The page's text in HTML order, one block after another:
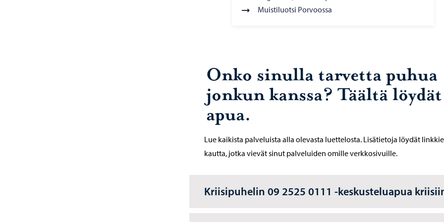
Muistiluotsi Porvoossa
Onko sinulla tarvetta puhua
jonkun kanssa? Täältä löydät
apua.
Lue kaikista palveluista alla olevasta luettelosta. Lisätietoja löydät
kautta, jotka vievät sinut palveluiden omille verkkosivuille.
Kriisipuhelin 09 2525 0111 -keskusteluapua